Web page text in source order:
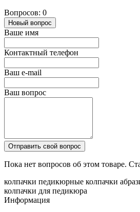
Вопросов: 0
Новый вопрос
Ваше имя
Контактный телефон
Ваш e-mail
Ваш вопрос
Отправить свой вопрос
Пока нет вопросов об этом товаре.
колпачки педикюрные колпачки
колпачки для педикюра
Информация